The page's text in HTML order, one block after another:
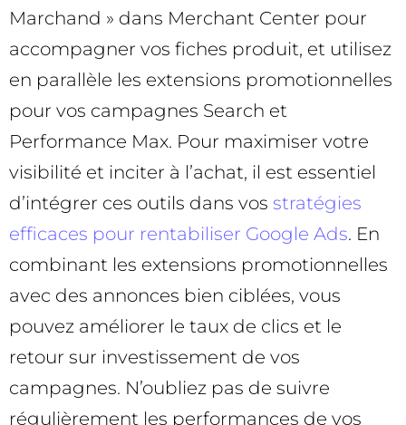
Marchand » dans Merchant Center pour
accompagner vos fiches produit, et utilisez
en parallèle les extensions promotionnelles
pour vos campagnes Search et
Performance Max. Pour maximiser votre
visibilité et inciter à l’achat, il est essentiel
d’intégrer ces outils dans vos stratégies
efficaces pour rentabiliser Google Ads. En
combinant les extensions promotionnelles
avec des annonces bien ciblées, vous
pouvez améliorer le taux de clics et le
retour sur investissement de vos
campagnes. N’oubliez pas de suivre
régulièrement les performances de vos